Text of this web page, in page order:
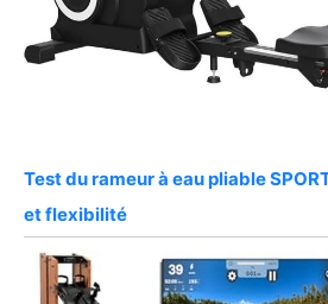
Test du rameur à eau pliable
et flexibilité